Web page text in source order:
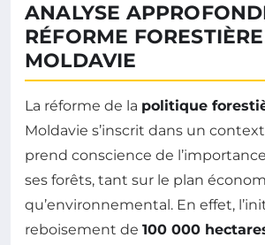
ANALYSE
RÉFORME
MOLDAVIE
La réforme de la politique
Moldavie s’inscrit dans un
prend conscience de
ses forêts, tant sur le plan
qu’environnemental. En effet,
reboisement de 100 000